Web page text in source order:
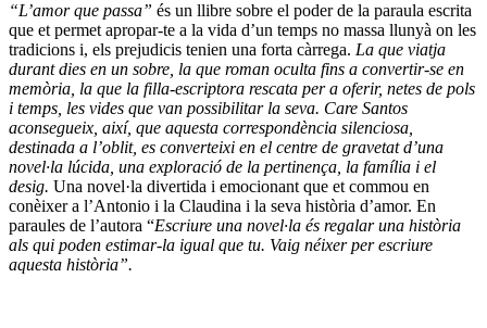
“L’amor que passa” és un llibre sobre el poder de la paraula escrita
que et permet apropar-te a la vida d’un temps no massa llunyà on les
tradicions i, els prejudicis tenien una forta càrrega. La que viatja
durant dies en un sobre, la que roman oculta fins a convertir-se en
memòria, la que la filla-escriptora rescata per a oferir, netes de pols
i temps, les vides que van possibilitar la seva. Care Santos
aconsegueix, així, que aquesta correspondència silenciosa,
destinada a l’oblit, es converteixi en el centre de gravetat d’una
novel·la lúcida, una exploració de la pertinença, la família i el
desig. Una novel·la divertida i emocionant que et commou en
conèixer a l’Antonio i la Claudina i la seva història d’amor. En
paraules de l’autora “Escriure una novel·la és regalar una història
als qui poden estimar-la igual que tu. Vaig néixer per escriure
aquesta història”.